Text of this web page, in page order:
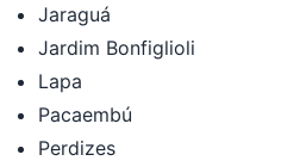
Jaraguá
Jardim Bonfiglioli
Lapa
Pacaembú
Perdizes